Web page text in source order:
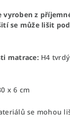
z
se může lišit
matrace:H4 tvrdý
x 6 cm
se mohou